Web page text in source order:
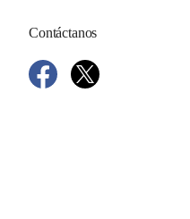
Contáctanos